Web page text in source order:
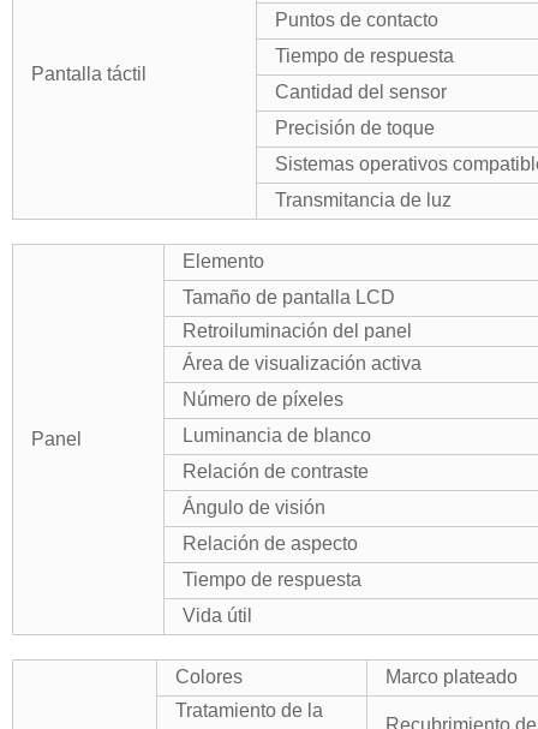
Pantalla táctil
Puntos de contacto
Tiempo de respuesta
Cantidad del sensor
Precisión de toque
Sistemas operativos
Transmitancia de luz
Panel
Elemento
Tamaño de pantalla LCD
Retroiluminación del panel
Área de visualización activa
Número de píxeles
Luminancia de blanco
Relación de contraste
Ángulo de visión
Relación de aspecto
Tiempo de respuesta
Vida útil
Colores
Marco plateado
Tratamiento de la
Recubrimiento